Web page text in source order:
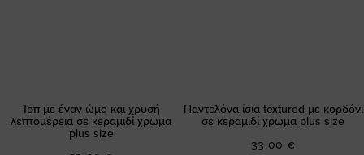
Τοπ με έναν ώμο και χρυσή
λεπτομέρεια σε κεραμιδί χρώμα
plus size
Παντελόνα ίσια textured με κορδόνι
σε κεραμιδί χρώμα plus size
33,00 €